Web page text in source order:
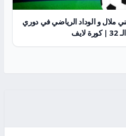
ملال و الوداد الرياضي في دوري